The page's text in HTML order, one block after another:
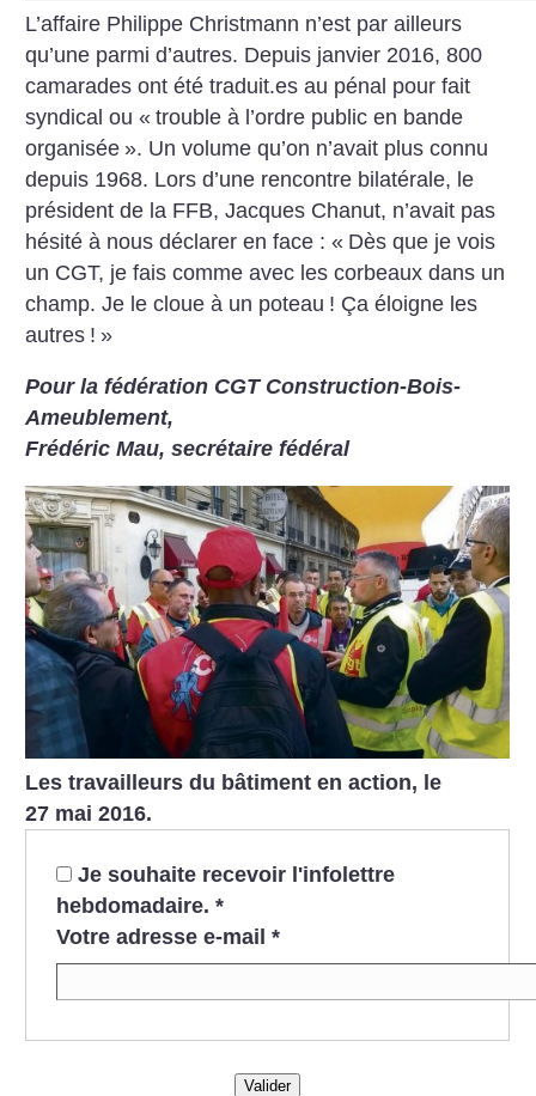
L’affaire Philippe Christmann n’est par ailleurs
qu’une parmi d’autres. Depuis janvier 2016, 800
camarades ont été traduit.es au pénal pour fait
syndical ou « trouble à l’ordre public en bande
organisée ». Un volume qu’on n’avait plus connu
depuis 1968. Lors d’une rencontre bilatérale, le
président de la FFB, Jacques Chanut, n’avait pas
hésité à nous déclarer en face : « Dès que je vois
un CGT, je fais comme avec les corbeaux dans un
champ. Je le cloue à un poteau ! Ça éloigne les
autres ! »
Pour la fédération CGT Construction-Bois-
Ameublement,
Frédéric Mau, secrétaire fédéral
Les travailleurs du bâtiment en action, le
27 mai 2016.
Je souhaite recevoir l'infolettre
hebdomadaire. *
Votre adresse e-mail *
Valider